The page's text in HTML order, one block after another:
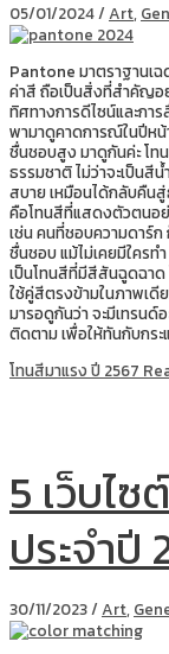
05/01/2024/Art,
Pantone มาตราฐานเ
ค่าสี ถือเป็นสิ่งที่สำคัญอ
ทิศทางการดีไซน์และกา
พามาดูคาดการณ์ในปีหน้
ชื่นชอบสูง มาดูกันค่ะ โท
ธรรมชาติ ไม่ว่าจะเป็นสี
สบาย เหมือนได้กลับคืน
คือโทนสีที่แสดงตัวตนอย่
เช่น คนที่ชอบความดาร์
ชื่นชอบ แม้ไม่เคยมีใครท
เป็นโทนสีที่มีสีสันฉูดฉาด
ใช้คู่สีตรงข้ามในภาพเดี
มารอดูกันว่า จะมีเทรนด์อ
ติดตาม เพื่อให้ทันกับกระ
โทนสีมาแรง ปี 2567
5 เว็บไ
ประจำปี
30/11/2023/Art,